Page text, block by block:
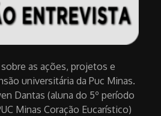
as ações, projetos e
universitária da Puc Minas.
Dantas (aluna do 5º período
Minas Coração Eucarístico)